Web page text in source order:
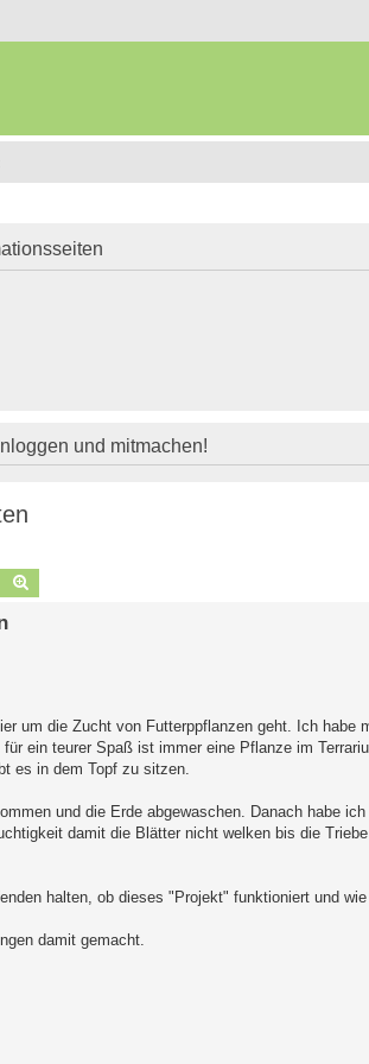
und mitmachen!
Suche
um die Zucht von Futterppflanzen geht. Ich habe
ein teurer Spaß ist immer eine Pflanze im
es in dem Topf zu sitzen.
und die Erde abgewaschen. Danach habe
damit die Blätter nicht welken bis die
halten, ob dieses "Projekt" funktioniert und
damit gemacht.